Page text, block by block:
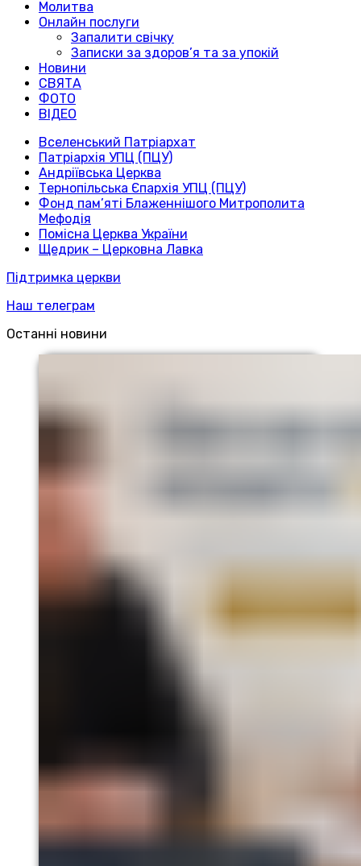
Молитва
Онлайн послуги
Запалити свічку
Записки за здоров’я та за упокій
Новини
СВЯТА
ФОТО
ВІДЕО
Вселенський Патріархат
Патріархія УПЦ (ПЦУ)
Андріївська Церква
Тернопільська Єпархія УПЦ (ПЦУ)
Фонд пам’яті Блаженнішого Митрополита
Мефодія
Помісна Церква України
Щедрик – Церковна Лавка
Підтримка церкви
Наш телеграм
Останні новини